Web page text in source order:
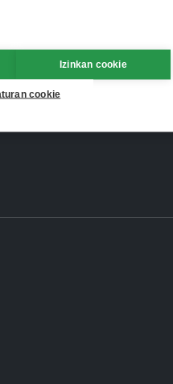
Izinkan cookie
cookie